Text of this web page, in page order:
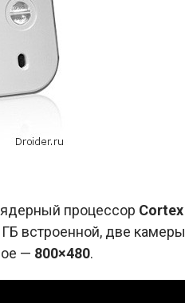
процессор Cortex
встроенной, две камеры
— 800×480.